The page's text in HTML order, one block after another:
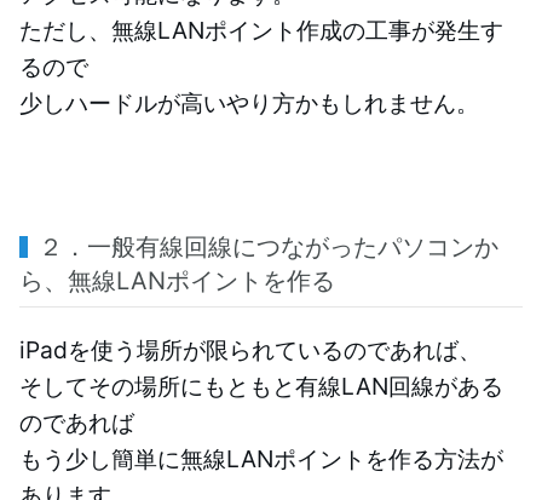
ただし、無線LANポイント作成の工事が発生す
るので
少しハードルが高いやり方かもしれません。
２．一般有線回線につながったパソコンか
ら、無線LANポイントを作る
iPadを使う場所が限られているのであれば、
そしてその場所にもともと有線LAN回線がある
のであれば
もう少し簡単に無線LANポイントを作る方法が